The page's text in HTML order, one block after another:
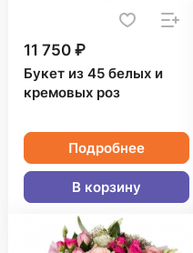
11 750 ₽
Букет из 45 белых и
кремовых роз
Подробнее
В корзину